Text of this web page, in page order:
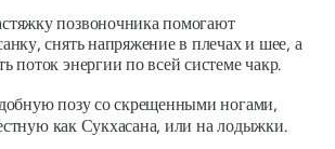
позвоночника помогают
снять напряжение в плечах и шее, а
поток энергии по всей системе чакр.
позу со скрещенными ногами,
как Сукхасана, или на лодыжки.